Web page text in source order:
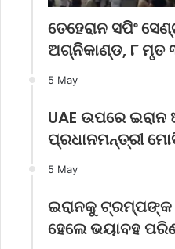
ତେହେରାନ ସପିଂ
ଅଗ୍ନିକାଣ୍ଡ, ୮ ମୃତ
5 May
UAE ଉପରେ
ପ୍ରଧାନମନ୍ତ୍ରୀ
5 May
ଇରାନକୁ ଟ୍ରମ୍ପଙ୍କ
ହେଲେ ଭୟାବହ